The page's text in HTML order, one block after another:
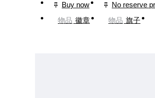
Buy now No reserve
物品 徽章 物品 旗子